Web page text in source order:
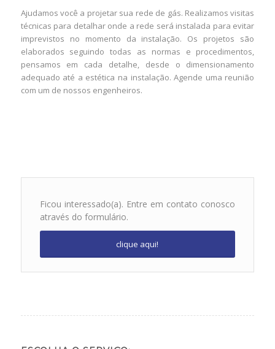
Ajudamos você a projetar sua rede de gás. Realizamos visitas
técnicas para detalhar onde a rede será instalada para evitar
imprevistos no momento da instalação. Os projetos são
elaborados seguindo todas as normas e procedimentos,
pensamos em cada detalhe, desde o dimensionamento
adequado até a estética na instalação. Agende uma reunião
com um de nossos engenheiros.
Ficou interessado(a). Entre em contato conosco
através do formulário.
clique aqui!